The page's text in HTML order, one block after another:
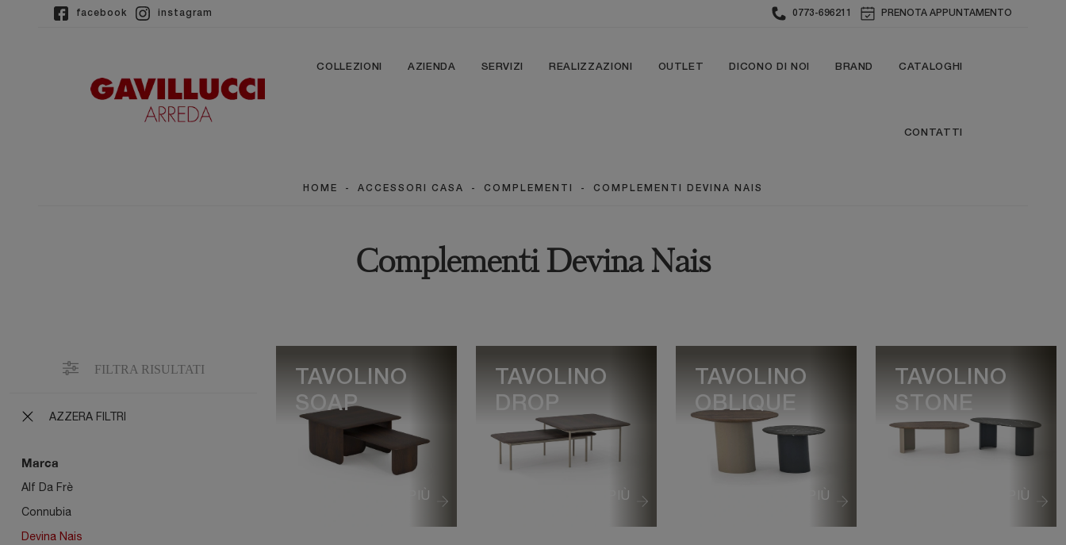
facebook instagram 0773-696211 PRENOTA APPUNTAMENTO
COLLEZIONI AZIENDA SERVIZI REALIZZAZIONI OUTLET DICONO DI NOI BRAND CATALOGHI
CONTATTI
HOME - ACCESSORI CASA - COMPLEMENTI - COMPLEMENTI DEVINA NAIS
Complementi Devina Nais
FILTRA RISULTATI
AZZERA FILTRI
Marca
Alf Da Frè
Connubia
Devina Nais
VEDI DI PIÙ
TAVOLINO
SOAP
VEDI DI PIÙ
TAVOLINO
DROP
VEDI DI PIÙ
TAVOLINO
OBLIQUE
VEDI DI PIÙ
TAVOLINO
STONE